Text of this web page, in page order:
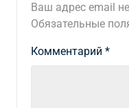
Ваш адрес email
Обязательные
Комментарий *